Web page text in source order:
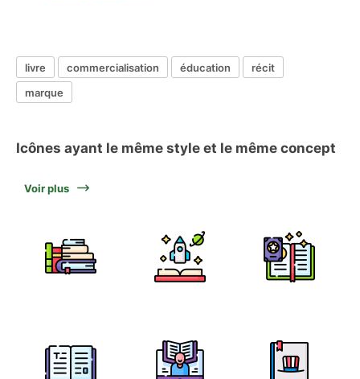
livre commercialisation éducation
récit
marque
Icônes ayant le même style et le même concept
Voir plus